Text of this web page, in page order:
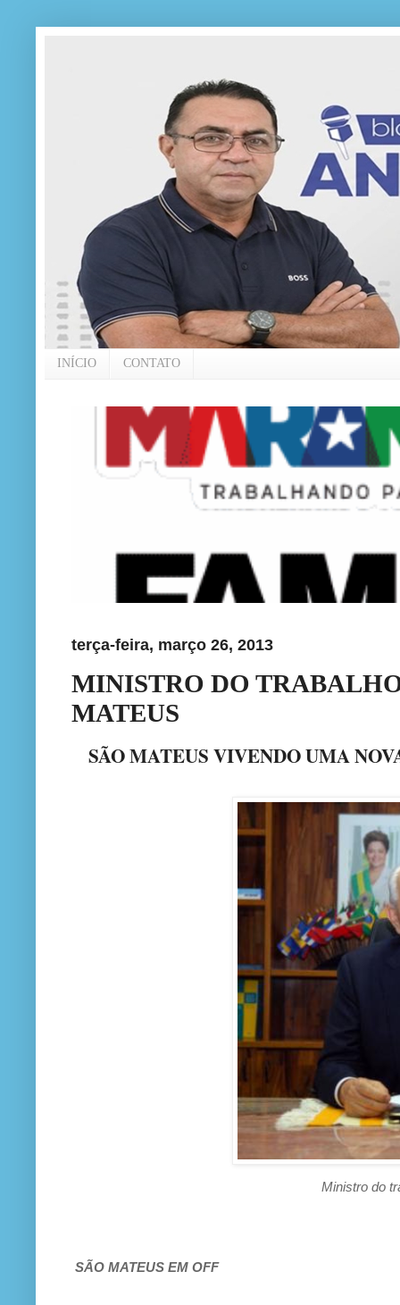
INÍCIO CONTATO
terça-feira, março 26, 2013
MINISTRO DO
MATEUS
SÃO MATEUS VIVENDO UMA
Ministro do trabalho e
SÃO MATEUS EM OFF